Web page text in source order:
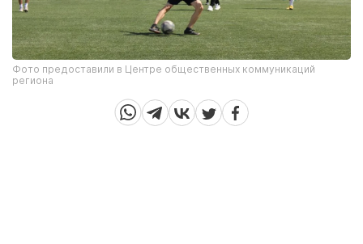
Фото предоставили в Центре общественных коммуникаций
региона